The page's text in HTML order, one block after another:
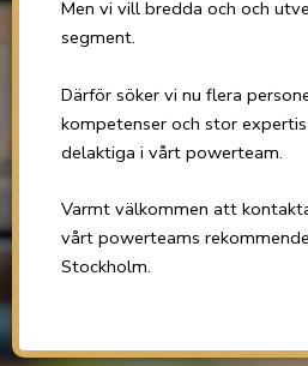
Men vi vill bredda och och
segment.
Därför söker vi nu flera
kompetenser och stor
delaktiga i vårt powerteam.
Varmt välkommen att
vårt powerteams
Stockholm.